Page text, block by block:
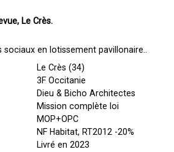
Le Crès.
en lotissement pavillonaire..
Le Crès (34)
3F Occitanie
Dieu & Bicho Architectes
Mission complète loi
MOP+OPC
NF Habitat, RT2012 -20%
Livré en 2023